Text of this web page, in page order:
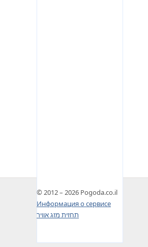
© 2012 – 2026 Pogoda.co.il
Информация о сервисе
תחזית מזג אוויר